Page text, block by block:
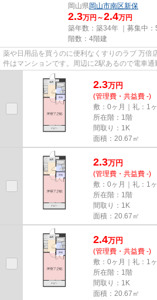
岡山県岡山市南区新保
2.3万円～2.4万円
築年数：築34年 ｜募集中：
階数：4階建
薬や日用品を買うのに便利なくすりのラブ 万倍
件はマンションです。周辺に2駅あるので電車
まで徒歩11分の立地です。どう...
2.3万円
(管理費・共益費 -)
敷：0ヶ月｜礼：1
所在階：1階
間取り：1K
面積：20.67㎡
2.3万円
(管理費・共益費 -)
敷：0ヶ月｜礼：1
所在階：1階
間取り：1K
面積：20.67㎡
2.4万円
(管理費・共益費 -)
敷：0ヶ月｜礼：1
所在階：1階
間取り：1K
面積：20.67㎡